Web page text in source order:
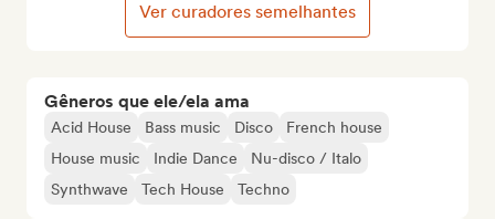
Gêneros que ele/ela ama
Acid House Bass music Disco
French house
House music
Indie Dance
Nu-disco / Italo
Synthwave
Tech House Techno
Ver curadores semelhantes